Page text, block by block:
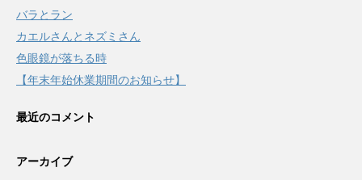
バラとラン
カエルさんとネズミさん
色眼鏡が落ちる時
【年末年始休業期間のお知らせ】
最近のコメント
アーカイブ